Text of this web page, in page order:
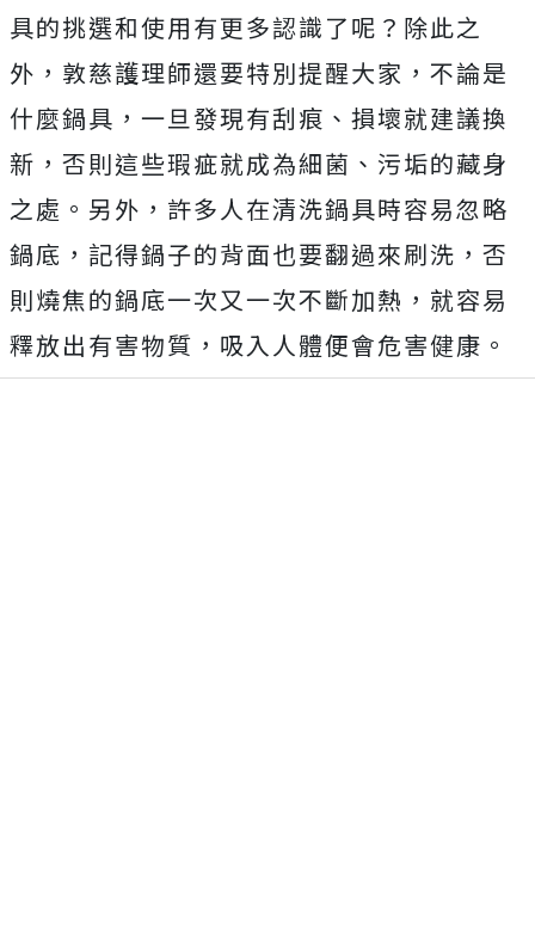
具的挑選和使用有更多認識了呢？除此之
外，敦慈護理師還要特別提醒大家，不論是
什麼鍋具，一旦發現有刮痕、損壞就建議換
新，否則這些瑕疵就成為細菌、污垢的藏身
之處。另外，許多人在清洗鍋具時容易忽略
鍋底，記得鍋子的背面也要翻過來刷洗，否
則燒焦的鍋底一次又一次不斷加熱，就容易
釋放出有害物質，吸入人體便會危害健康。